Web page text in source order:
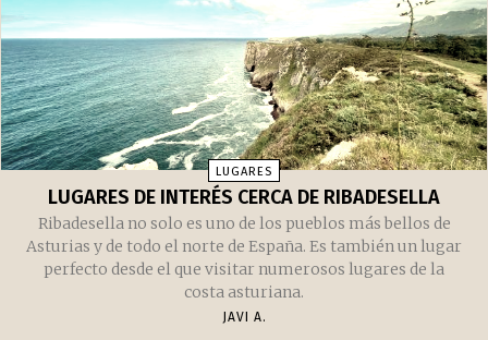
LUGARES
LUGARES DE INTERÉS CERCA DE RIBADESELLA
Ribadesella no solo es uno de los pueblos más bellos de
Asturias y de todo el norte de España. Es también un lugar
perfecto desde el que visitar numerosos lugares de la
costa asturiana.
JAVI A.